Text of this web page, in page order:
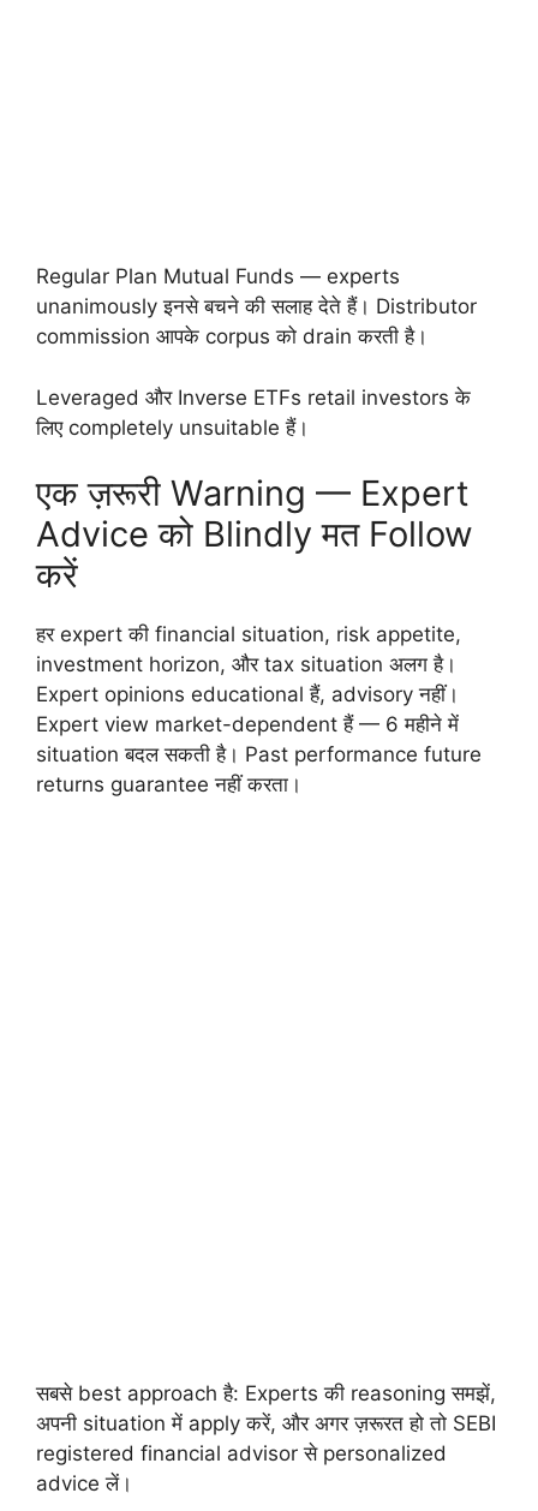
Regular Plan Mutual Funds — experts
unanimously इनसे बचने की सलाह देते हैं। Distributor
commission आपके corpus को drain करती है।
Leveraged और Inverse ETFs retail investors के
लिए completely unsuitable हैं।
एक ज़रूरी Warning — Expert
Advice को Blindly मत Follow
करें
हर expert की financial situation, risk appetite,
investment horizon, और tax situation अलग है।
Expert opinions educational हैं, advisory नहीं।
Expert view market-dependent हैं — 6 महीने में
situation बदल सकती है। Past performance future
returns guarantee नहीं करता।
सबसे best approach है: Experts की reasoning समझें,
अपनी situation में apply करें, और अगर ज़रूरत हो तो SEBI
registered financial advisor से personalized
advice लें।